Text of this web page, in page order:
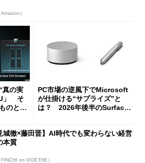
）
真の実
」 そ
のと
PC市場の逆風下でMicrosoft
が仕掛ける“サプライズ”と
は？ 2026年後半のSurface
城徹×藤田晋】AI時代でも変わらない経営
本質
on GOETHE）